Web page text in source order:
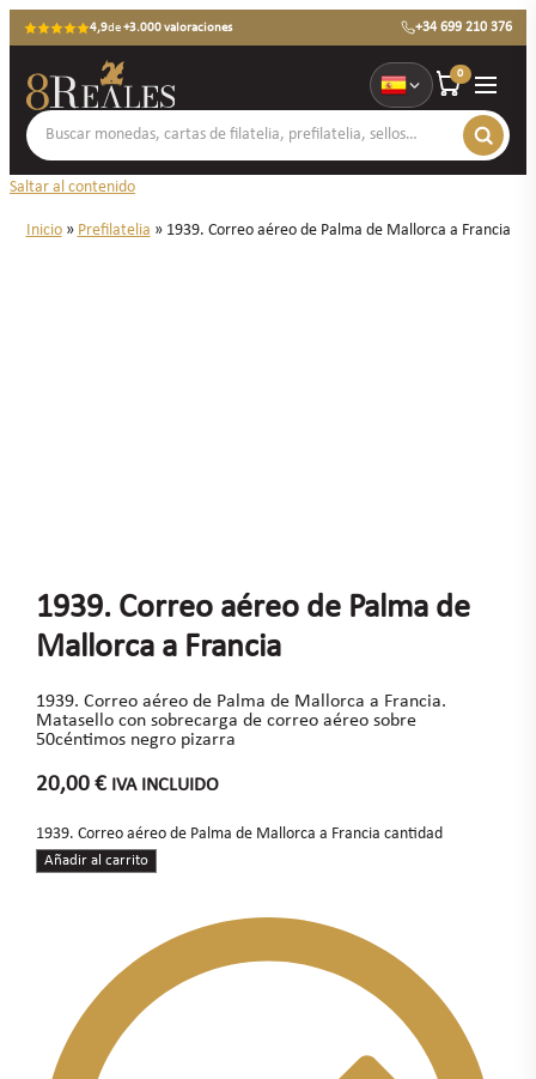
4,9de+3.000 valoraciones +34 699 210 376
0
Saltar al contenido
Inicio» Prefilatelia » 1939. Correo aéreo de Palma de Mallorca a Francia
1939. Correo aéreo de Palma de
Mallorca a Francia
1939. Correo aéreo de Palma de Mallorca a Francia.
Matasello con sobrecarga de correo aéreo sobre
50céntimos negro pizarra
20,00 € IVA INCLUIDO
1939. Correo aéreo de Palma de Mallorca a Francia cantidad
Añadir al carrito